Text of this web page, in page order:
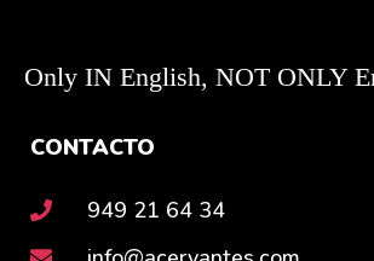
Only IN English, NOT ONLY
CONTACTO
949 21 64 34